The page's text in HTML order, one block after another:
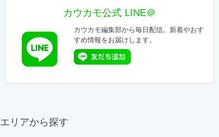
カウカモ公式 LINE＠
カウカモ編集部から毎日配信。新着やおす
すめ情報をお届けします。
エリアから探す